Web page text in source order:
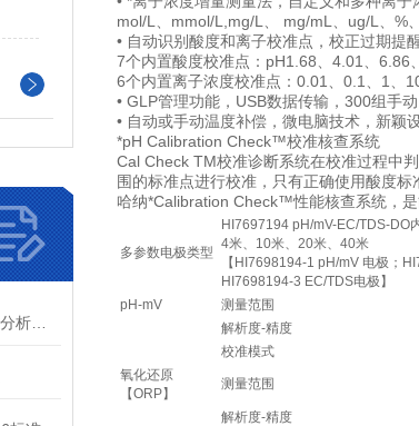
mol/L、mmol/L,mg/L、 mg/mL、ug/L、%
• 自动识别酸度和离子校准点，校正过期提
7个内置酸度校准点：pH1.68、4.01、6.86
6个内置离子浓度校准点：0.01、0.1、1、
• GLP管理功能，USB数据传输，300组手
• 自动或手动温度补偿，微电脑技术，新颖
*pH Calibration Check™校准核查系统
Cal Check TM校准诊断系统在校准过程中
围的标准点进行校准，只有正确使用酸度
哈纳*Calibration Check™性能核查系统，
多参数电极类型
HI7697194 pH/mV-EC/TDS-DO
4米、10米、20米、40米
【HI7698194-1 pH/mV 电极；
HI7698194-3 EC/TDS电极】
pH-mV
测量范围
解析度-精度
校准模式
氧化还原
【ORP】
测量范围
解析度-精度